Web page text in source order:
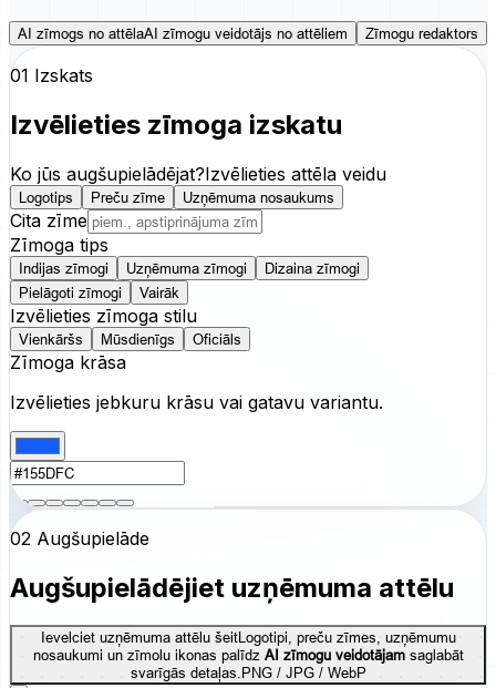
AI zīmogs no attēlaAI zīmogu veidotājs no attēliem Zīmogu redaktors
01 Izskats
Izvēlieties zīmoga izskatu
Ko jūs augšupielādējat?Izvēlieties attēla veidu
Logotips Preču zīme Uzņēmuma nosaukums
Cita zīme
Zīmoga tips
Indijas zīmogi Uzņēmuma zīmogi
Dizaina zīmogi
Pielāgoti zīmogi
Vairāk
Izvēlieties zīmoga stilu
Vienkāršs Mūsdienīgs Oficiāls
Zīmoga krāsa
Izvēlieties jebkuru krāsu vai gatavu variantu.
02 Augšupielāde
Augšupielādējiet uzņēmuma attēlu
Ievelciet uzņēmuma attēlu šeitLogotipi, preču zīmes, uzņēmumu
nosaukumi un zīmolu ikonas palīdz AI zīmogu veidotājamsaglabāt
svarīgās detaļas.PNG / JPG / WebP